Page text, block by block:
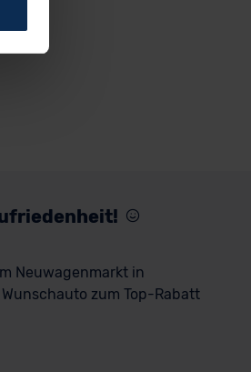
Neuwagenmarkt in
zum Top-Rabatt